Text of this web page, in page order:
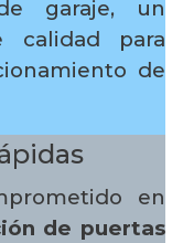
garaje, un
calidad para
de
en
de puertas